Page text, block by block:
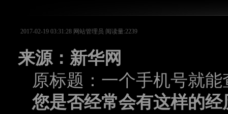
2017-02-19 03:31:28 网站管理员 阅读量:2239
来源：新华网
原标题：一个手机号就
您是否经常会有这样的经